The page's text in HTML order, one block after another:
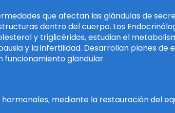
que afectan las glándulas de
dentro del cuerpo. Los
y triglicéridos, estudian el
y la infertilidad. Desarrollan planes
funcionamiento glandular.
mediante la restauración del